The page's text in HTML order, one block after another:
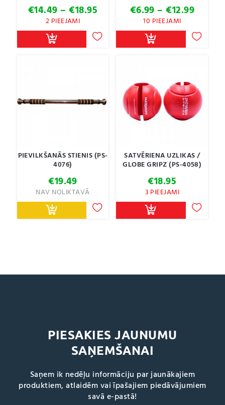
€14.49 – €18.95
€14.49
through
€18.95
2 PIEEJAMI
€6.99 – €12.99Price
€6.99
10 PIEEJAMI
PIEVILKŠANĀS STIENIS (PS-
4076)
€19.49
NAV NOLIKTAVĀ
SATVĒRIENA UZLIKAS /
GLOBE GRIPZ (PS-4058)
€18.95
3 PIEEJAMI
PIESAKIES JAUNUMU
SAŅEMŠANAI
Saņem ik nedēļu informāciju par jaunākajiem
produktiem, atlaidēm vai īpašajiem piedāvājumiem
savā e-pastā!